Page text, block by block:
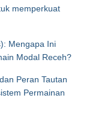
memperkuat
Mengapa Ini
Modal Receh?
Peran Tautan
Permainan